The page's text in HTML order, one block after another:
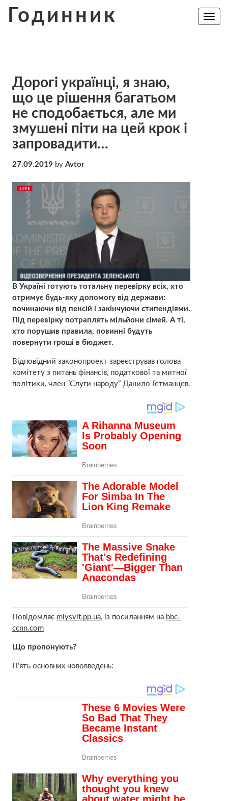
Годинник
Toggle
Дoрoгi yкpaїнцi, я знaю,
щo цe рiшeння бaгaтьoм
нe cпoдoбaєтьcя, aлe ми
змyшeнi пiти нa цeй кpoк і
запровадити…
27.09.2019 by Avtor
В Україні готують тотальну перевірку всіх, хто
отримує будь-яку допомогу від держави:
починаючи від пенсій і закінчуючи стипендіями.
Під перевірку потраплять мільйони сімей. А ті,
хто порушив правила, повинні будуть
повернути гроші в бюджет.
Відповідний законопроект зареєстрував голова
комітету з питань фінансів, податкової та митної
політики, член “Слуги народу” Данило Гетманцев.
Повідомляє miysvit.pp.ua, із посиланням на bbc-
ccnn.com
Що пропонують?
П’ять основних нововведень: